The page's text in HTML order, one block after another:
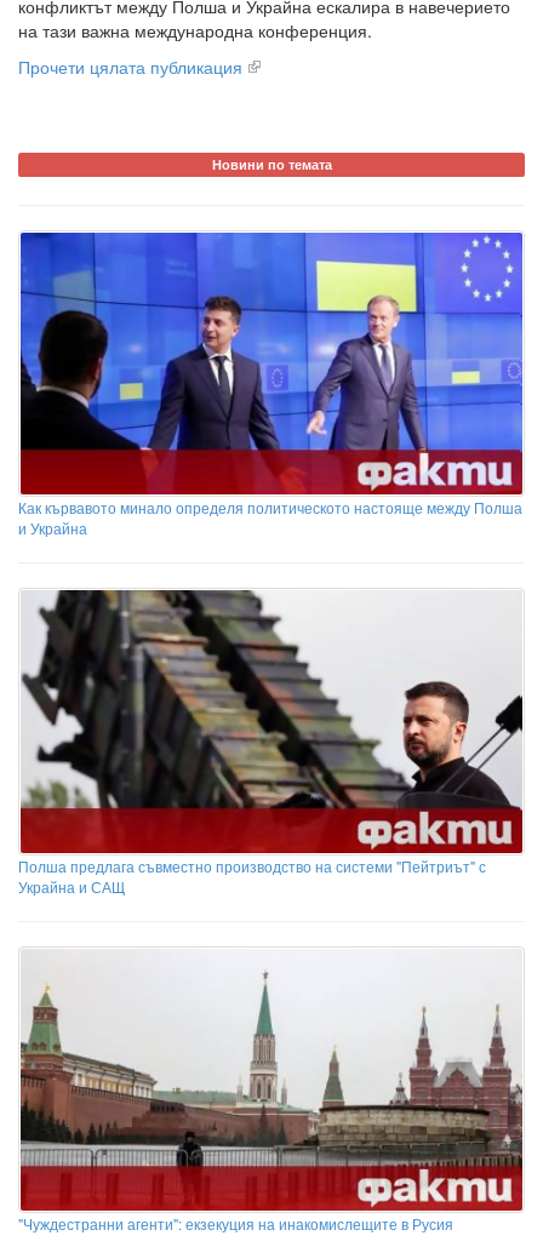
конфликтът между Полша и Украйна ескалира в навечерието
на тази важна международна конференция.
Прочети цялата публикация
Новини по темата
Как кървавото минало определя политическото настояще между Полша
и Украйна
Полша предлага съвместно производство на системи "Пейтриът" с
Украйна и САЩ
"Чуждестранни агенти": екзекуция на инакомислещите в Русия